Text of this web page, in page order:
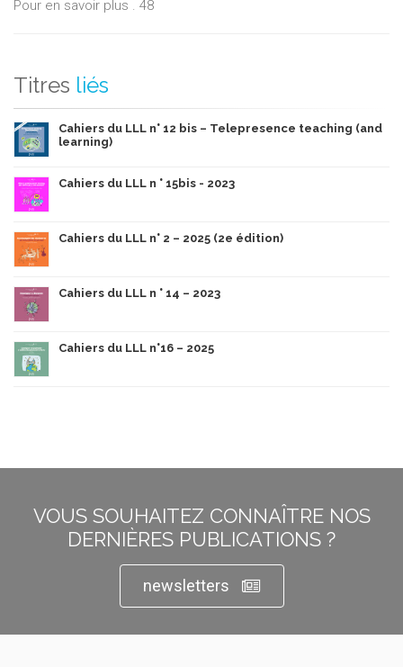
Pour en savoir plus . 48
Titres liés
Cahiers du LLL n° 12 bis – Telepresence teaching (and
learning)
Cahiers du LLL n ° 15bis - 2023
Cahiers du LLL n° 2 – 2025 (2e édition)
Cahiers du LLL n ° 14 – 2023
Cahiers du LLL n°16 – 2025
VOUS SOUHAITEZ CONNAÎTRE NOS
DERNIÈRES PUBLICATIONS ?
newsletters